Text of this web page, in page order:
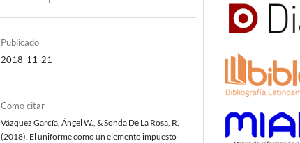
Publicado
2018-11-21
Cómo citar
Vázquez García, Ángel W., & Sonda De La Rosa, R.
(2018). El uniforme como un elemento impuesto